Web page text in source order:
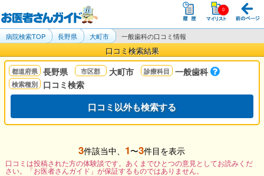
病院検索TOP 長野県 大町市 一般歯科の口コミ情報
口コミ検索結果
長野県 大町市
一般歯科
口コミ検索
口コミ以外も検索する
3件該当中、 1〜3件目を表示
口コミは投稿された方の体験談です。あくまでひとつの意見としてお読みくだ
さい。「お医者さんガイド」が保証するものではありません。